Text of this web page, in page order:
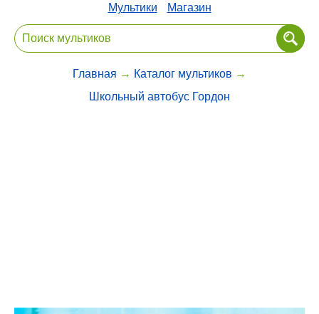
Мультики
Магазин
Главная → Каталог мультиков →
Школьный автобус Гордон